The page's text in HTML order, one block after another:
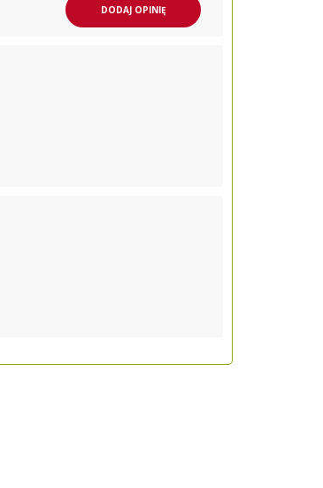
DODAJ OPINIĘ